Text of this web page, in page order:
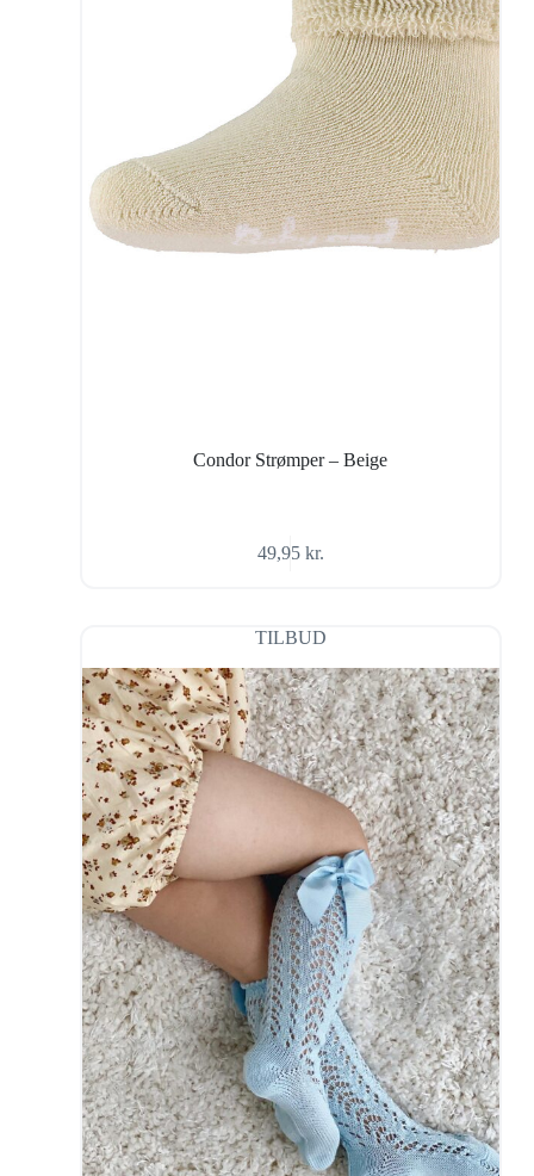
Condor Strømper – Beige
49,95 kr.
TILBUD